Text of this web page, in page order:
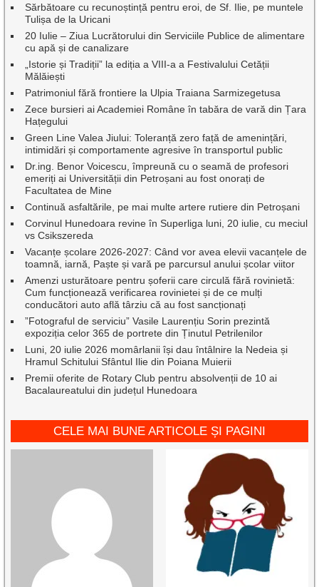
Sărbătoare cu recunoștință pentru eroi, de Sf. Ilie, pe muntele
Tulișa de la Uricani
20 Iulie – Ziua Lucrătorului din Serviciile Publice de alimentare
cu apă și de canalizare
„Istorie și Tradiții” la ediția a VIII-a a Festivalului Cetății
Mălăiești
Patrimoniul fără frontiere la Ulpia Traiana Sarmizegetusa
Zece bursieri ai Academiei Române în tabăra de vară din Țara
Hațegului
Green Line Valea Jiului: Toleranță zero față de amenințări,
intimidări și comportamente agresive în transportul public
Dr.ing. Benor Voicescu, împreună cu o seamă de profesori
emeriți ai Universității din Petroșani au fost onorați de
Facultatea de Mine
Continuă asfaltările, pe mai multe artere rutiere din Petroșani
Corvinul Hunedoara revine în Superliga luni, 20 iulie, cu meciul
vs Csikszereda
Vacanțe școlare 2026-2027: Când vor avea elevii vacanțele de
toamnă, iarnă, Paște și vară pe parcursul anului școlar viitor
Amenzi usturătoare pentru șoferii care circulă fără rovinietă:
Cum funcționează verificarea rovinietei și de ce mulți
conducători auto află târziu că au fost sancționați
”Fotograful de serviciu” Vasile Laurențiu Sorin prezintă
expoziția celor 365 de portrete din Ținutul Petrilenilor
Luni, 20 iulie 2026 momârlanii își dau întâlnire la Nedeia și
Hramul Schitului Sfântul Ilie din Poiana Muierii
Premii oferite de Rotary Club pentru absolvenții de 10 ai
Bacalaureatului din județul Hunedoara
CELE MAI BUNE ARTICOLE ȘI PAGINI